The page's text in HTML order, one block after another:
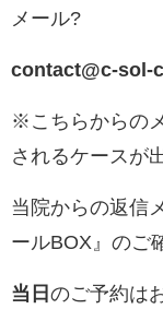
メール?
contact@c-sol-
※こちらからの
されるケースが
当院からの返信
ールBOX』のご
当日 のご予約は